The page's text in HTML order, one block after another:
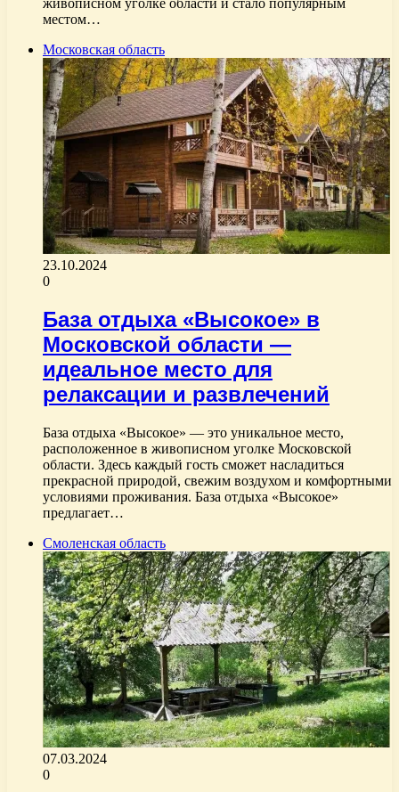
местом…
Московская область
23.10.2024
0
База отдыха «Высокое» в
Московской области —
идеальное место для
релаксации и развлечений
База отдыха «Высокое» — это уникальное место,
расположенное в живописном уголке Московской
области. Здесь каждый гость сможет насладиться
прекрасной природой, свежим воздухом и комфортными
условиями проживания. База отдыха «Высокое»
предлагает…
Смоленская область
07.03.2024
0